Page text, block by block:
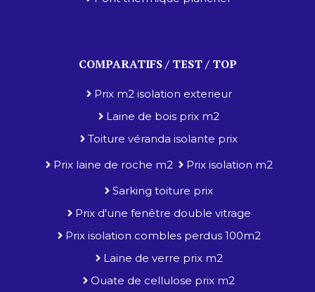
COMPARATIFS / TEST / TOP
Prix m2 isolation exterieur
Laine de bois prix m2
Toiture véranda isolante prix
Prix laine de roche m2
Prix isolation m2
Sarking toiture prix
Prix d'une fenêtre double vitrage
Prix isolation combles perdus 100m2
Laine de verre prix m2
Ouate de cellulose prix m2